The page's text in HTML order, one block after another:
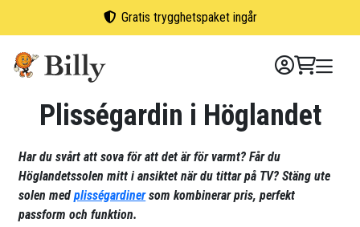
Gratis trygghetspaket ingår
Plisségardin i Höglandet
Har du svårt att sova för att det är för varmt? Får du
Höglandetssolen mitt i ansiktet när du tittar på TV? Stäng ute
solen medplisségardinersom kombinerar pris, perfekt
passform och funktion.